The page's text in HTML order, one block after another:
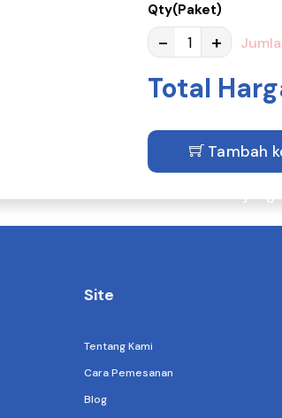
Qty(Paket)
- +
Total
Site
Tentang Kami
Cara Pemesanan
Blog